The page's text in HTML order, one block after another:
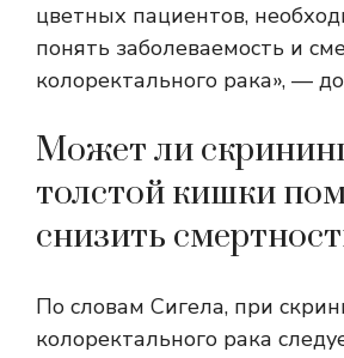
цветных пациентов,
понять заболеваемость и
колоректального рака», —
Может ли
толстой кишки
снизить
По словам Сигела, при
колоректального рака